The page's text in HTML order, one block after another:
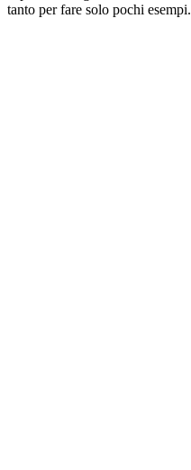
tanto per fare solo pochi esempi.